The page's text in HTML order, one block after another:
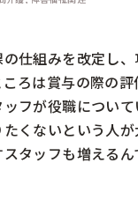
仕組みを改定し
ろは賞与の際の評
フが役職につい
くないという人が
タッフも増える